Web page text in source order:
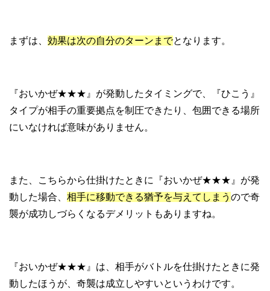
まずは、 効果は次の自分のターンまでとなります。
『おいかぜ★★★』が発動したタイミングで、『ひこう』
タイプが相手の重要拠点を制圧できたり、包囲できる場所
にいなければ意味がありません。
また、こちらから仕掛けたときに『おいかぜ★★★』が発
動した場合、 相手に移動できる猶予を与えてしまう ので奇
襲が成功しづらくなるデメリットもありますね。
『おいかぜ★★★』は、相手がバトルを仕掛けたときに発
動したほうが、奇襲は成立しやすいというわけです。